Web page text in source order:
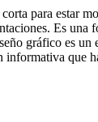
para estar
Es una
gráfico es un
informativa que